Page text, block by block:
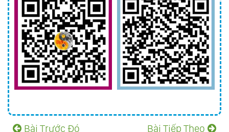
Bài Trước Đó Bài Tiếp Theo